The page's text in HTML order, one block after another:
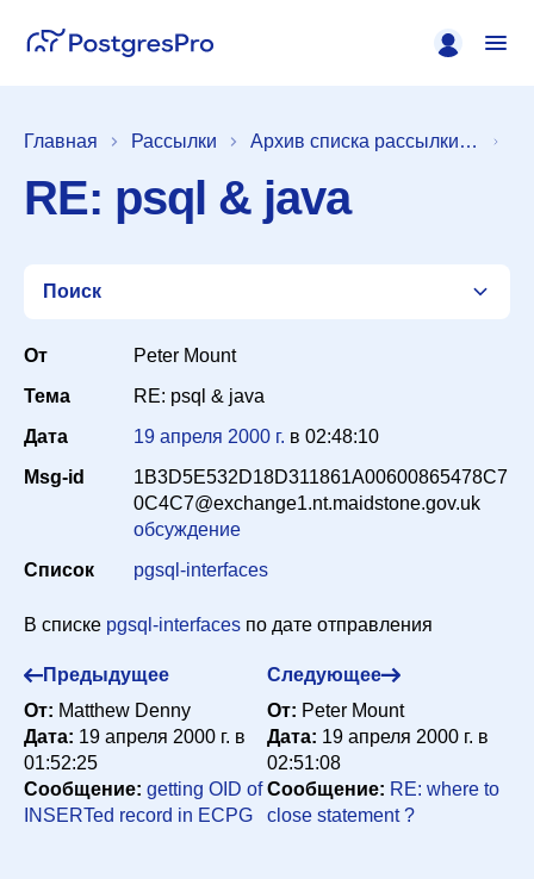
Главная Рассылки Архив списка рассылки [pgsql-interfaces]
RE: psql & java
Поиск
Период
Сортировка
Искать
От
Peter Mount
Тема
RE: psql & java
Дата
19 апреля 2000 г. в 02:48:10
Msg-id
1B3D5E532D18D311861A00600865478C7
0C4C7@exchange1.nt.maidstone.gov.uk
обсуждение
Список
pgsql-interfaces
В списке pgsql-interfaces по дате отправления
Предыдущее
От: Matthew Denny
Дата: 19 апреля 2000 г. в
01:52:25
Сообщение: getting OID of
INSERTed record in ECPG
Следующее
От: Peter Mount
Дата: 19 апреля 2000 г. в
02:51:08
Сообщение: RE: where to
close statement ?